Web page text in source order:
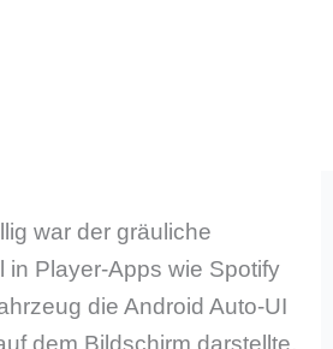
war der gräuliche
in Player-Apps wie Spotify
die Android Auto-UI